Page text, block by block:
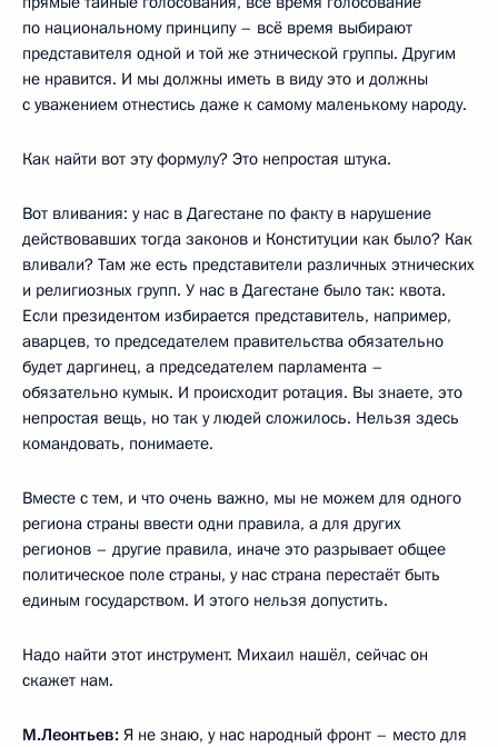
по национальному принципу – всё время выбирают
представителя одной и той же этнической группы. Другим
не нравится. И мы должны иметь в виду это и должны
с уважением отнестись даже к самому маленькому народу.
Как найти вот эту формулу? Это непростая штука.
Вот вливания: у нас в Дагестане по факту в нарушение
действовавших тогда законов и Конституции как было? Как
вливали? Там же есть представители различных этнических
и религиозных групп. У нас в Дагестане было так: квота.
Если президентом избирается представитель, например,
аварцев, то председателем правительства обязательно
будет даргинец, а председателем парламента –
обязательно кумык. И происходит ротация. Вы знаете, это
непростая вещь, но так у людей сложилось. Нельзя здесь
командовать, понимаете.
Вместе с тем, и что очень важно, мы не можем для одного
региона страны ввести одни правила, а для других
регионов – другие правила, иначе это разрывает общее
политическое поле страны, у нас страна перестаёт быть
единым государством. И этого нельзя допустить.
Надо найти этот инструмент. Михаил нашёл, сейчас он
скажет нам.
М.Леонтьев: Я не знаю, у нас народный фронт – место для